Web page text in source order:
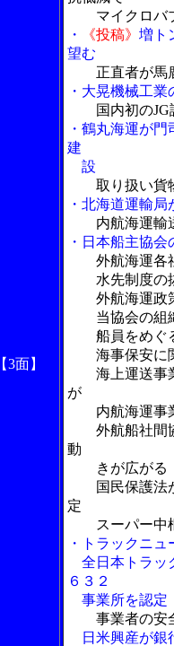
【3面】
マイクロバ
・
《投稿》 増ト
望む
正直者が馬
・大晃機械工
国内初の
・鶴丸海運が
建
設
取り扱い貨
・北海道運輸
内航海運輸
・日本船主協
外航海運各
水先制度の
外航海運政策
当協会の組
船員をめぐる
海事保安に関
海上運送事業
が
内航海運事業
外航船社間協
動
きが広がる
国民保護法が
定
スーパー中
・トラックニュ
全日本トラッ
６３２
事業所を認定
事業者の安
日米興産が銀